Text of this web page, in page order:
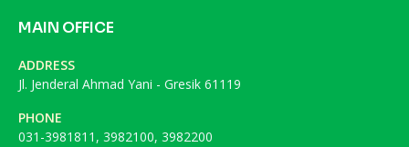
MAIN OFFICE
ADDRESS
Jl. Jenderal Ahmad Yani - Gresik 61119
PHONE
031-3981811, 3982100, 3982200